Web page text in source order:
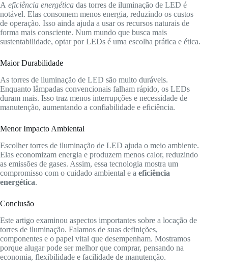
A eficiência energética das torres de iluminação de LED é
notável. Elas consomem menos energia, reduzindo os custos
de operação. Isso ainda ajuda a usar os recursos naturais de
forma mais consciente. Num mundo que busca mais
sustentabilidade, optar por LEDs é uma escolha prática e ética.
Maior Durabilidade
As torres de iluminação de LED são muito duráveis.
Enquanto lâmpadas convencionais falham rápido, os LEDs
duram mais. Isso traz menos interrupções e necessidade de
manutenção, aumentando a confiabilidade e eficiência.
Menor Impacto Ambiental
Escolher torres de iluminação de LED ajuda o meio ambiente.
Elas economizam energia e produzem menos calor, reduzindo
as emissões de gases. Assim, essa tecnologia mostra um
compromisso com o cuidado ambiental e a eficiência
energética.
Conclusão
Este artigo examinou aspectos importantes sobre a locação de
torres de iluminação. Falamos de suas definições,
componentes e o papel vital que desempenham. Mostramos
porque alugar pode ser melhor que comprar, pensando na
economia, flexibilidade e facilidade de manutenção.